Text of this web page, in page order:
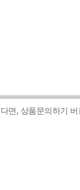
면, 상품문의하기